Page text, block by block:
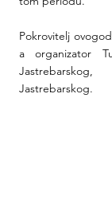
Pokrovitelj
a organizator
Jastrebarskog.